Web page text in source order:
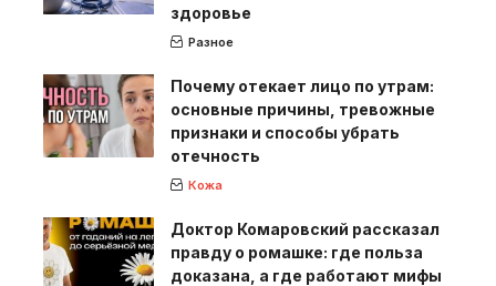
здоровье
Разное
Почему отекает лицо по утрам:
основные причины, тревожные
признаки и способы убрать
отечность
Кожа
Доктор Комаровский рассказал
правду о ромашке: где польза
доказана, а где работают мифы